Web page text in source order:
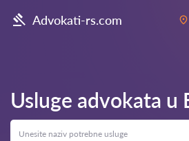
Advokati-rs.com
Usluge advokata u